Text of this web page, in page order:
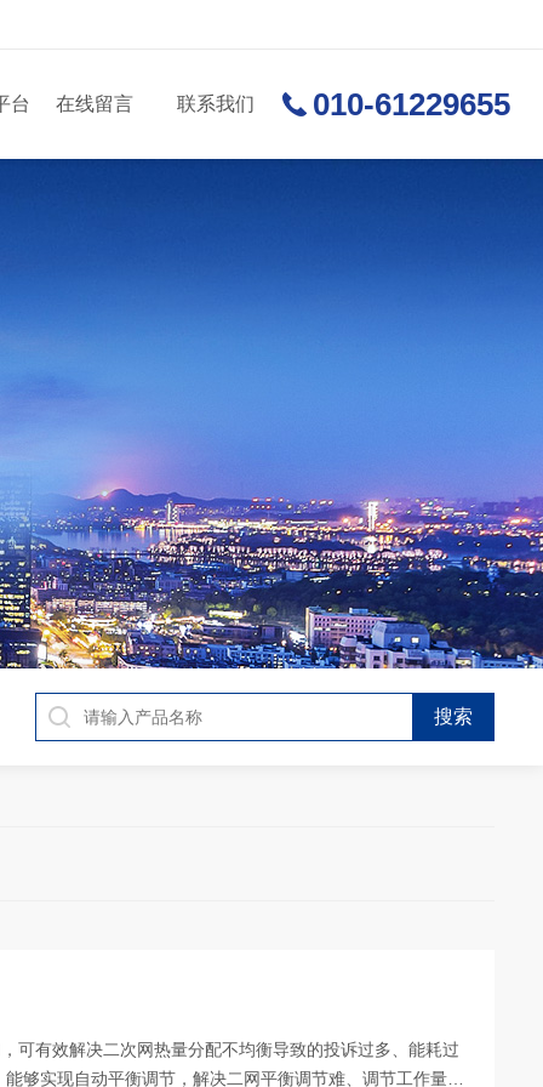
台 在线留言 联系我们 010-61229655
可有效解决二次网热量分配不均衡导致的投诉过多、能耗过
够实现自动平衡调节，解决二网平衡调节难、调节工作量大